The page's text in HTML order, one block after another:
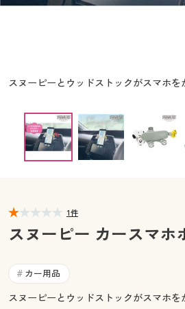
カタログ・チラシからのご注文
デジタルカタログ
カタログ無料プレゼント
閲覧履歴
お気に入り
大きいサイズ メンズ
カタログ無料プレゼント
会員メニュー
閲覧履歴
サポート
スヌーピーとウッドストックがスマホを
1件
スヌーピー カースマホ
# カー用品
スヌーピーとウッドストックがスマホを